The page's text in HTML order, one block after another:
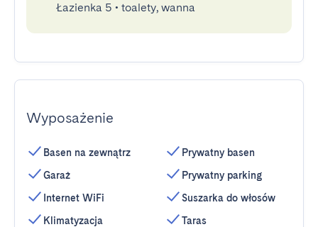
Łazienka 5 • toalety, wanna
Wyposażenie
Basen na zewnątrz
Garaż
Internet WiFi
Klimatyzacja
Prywatny basen
Prywatny parking
Suszarka do włosów
Taras